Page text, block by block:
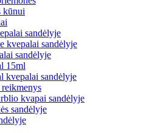
kūnui
sandėlyje
kvepalai sandėlyje
sandėlyje
15ml
kvepalai sandėlyje
kvapai sandėlyje
sandėlyje